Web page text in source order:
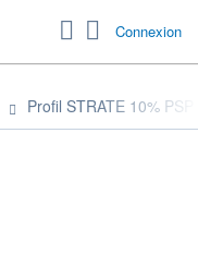
Connexion
Profil STRATE 10%